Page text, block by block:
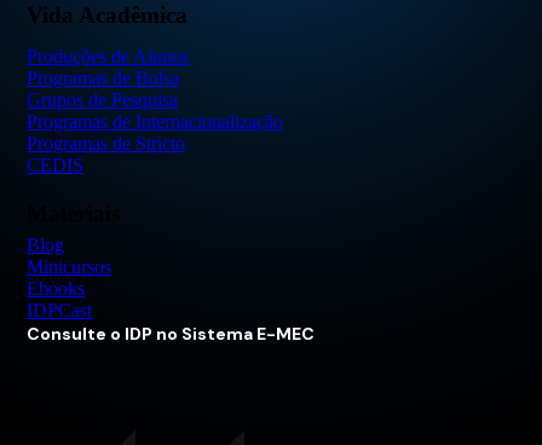
Vida Acadêmica
Produções de Alunos
Programas de Bolsa
Grupos de Pesquisa
Programas de Internacionalização
Programas de Stricto
CEDIS
Blog
Minicursos
Ebooks
IDPCast
Consulte o IDP no Sistema E-MEC